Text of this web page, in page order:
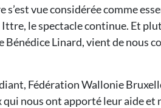
s’est vue considérée comme
le spectacle continue. Et
Linard, vient de nous
Fédération Wallonie
qui nous ont apporté leur aide